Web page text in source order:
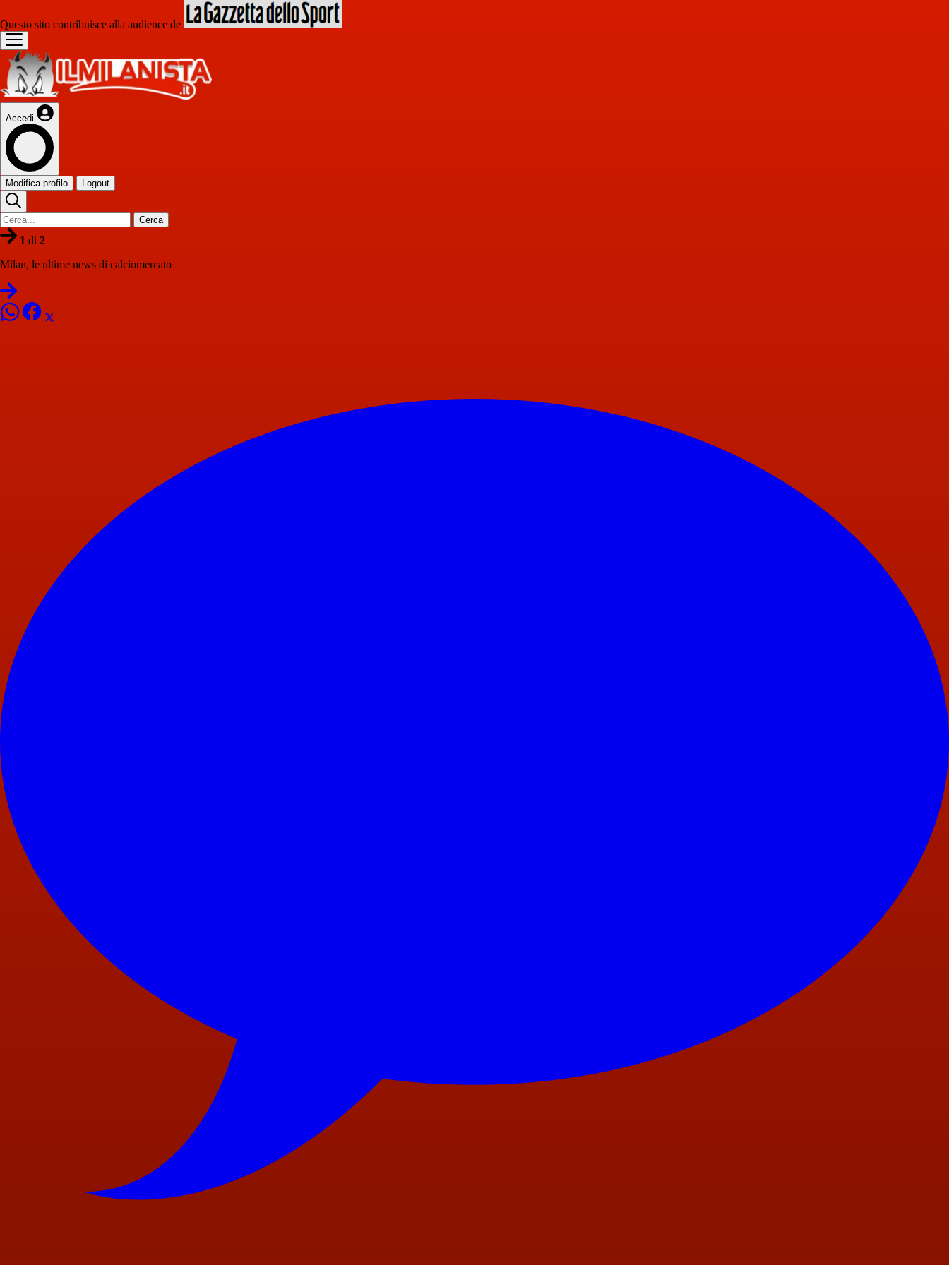
Questo sito contribuisce alla audience de
Accedi
Modifica profilo Logout
Cerca
1 di 2
Milan, le ultime news di calciomercato